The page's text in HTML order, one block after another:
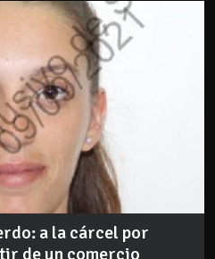
a la cárcel por
de un comercio